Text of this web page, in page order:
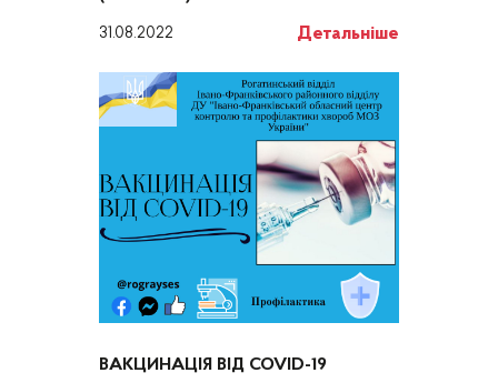
31.08.2022 Детальніше
ВАКЦИНАЦІЯ ВІД COVID-19